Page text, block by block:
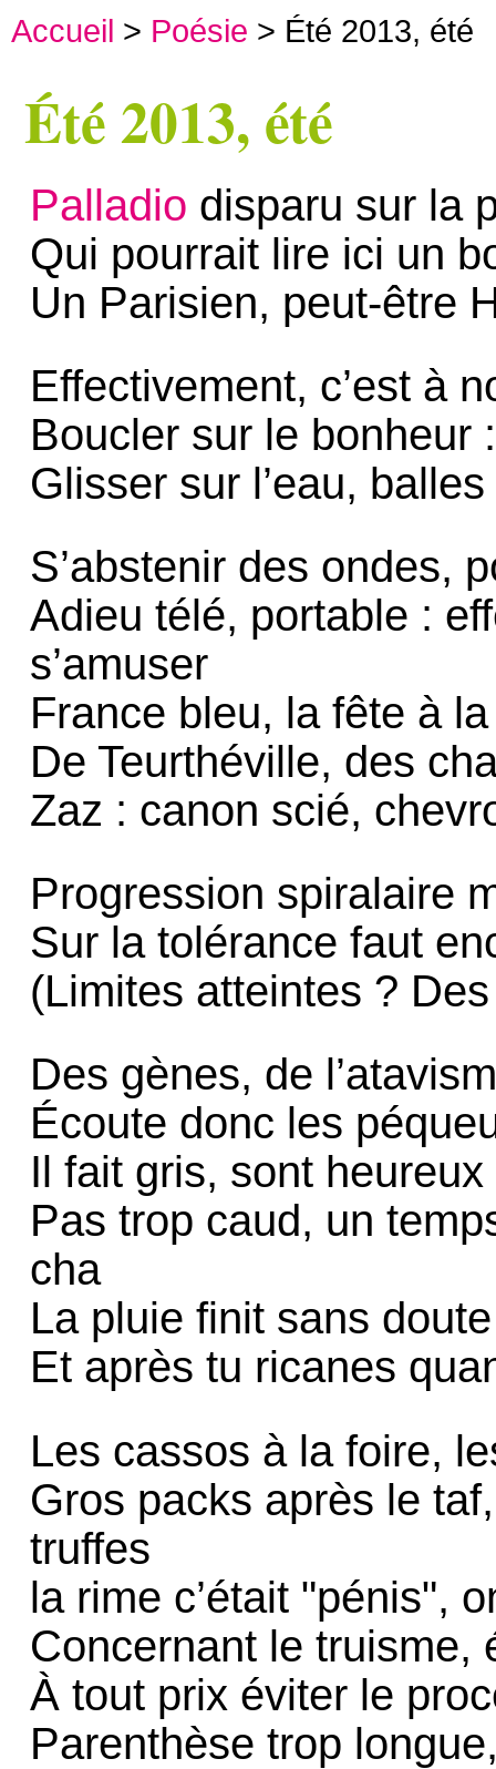
Accueil > Poésie > Été 2013, été
Été 2013, été
Palladio disparu sur la
Qui pourrait lire ici un
Un Parisien, peut-être
Effectivement, c’est à
Boucler sur le bonheur
Glisser sur l’eau,
S’abstenir des ondes,
Adieu télé, portable :
s’amuser
France bleu, la fête à
De Teurthéville, des
Zaz : canon scié,
Progression spiralaire
Sur la tolérance faut
(Limites atteintes ?
Des gènes, de
Écoute donc les
Il fait gris, sont heureux
Pas trop caud, un
cha
La pluie finit sans
Et après tu ricanes
Les cassos à la foire,
Gros packs après le
truffes
la rime c’était "pénis",
Concernant le truisme,
À tout prix éviter le
Parenthèse trop